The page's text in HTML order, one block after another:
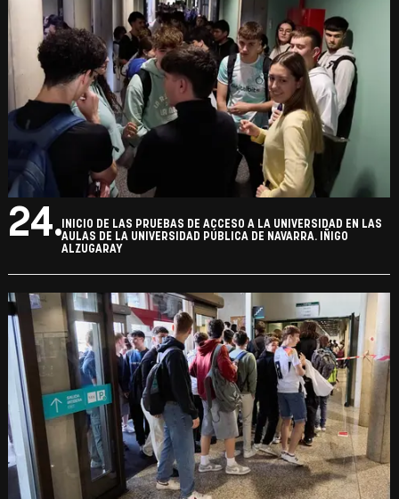
24. INICIO DE LAS PRUEBAS DE ACCESO A LA UNIVERSIDAD EN LAS
AULAS DE LA UNIVERSIDAD PÚBLICA DE NAVARRA. IÑIGO
ALZUGARAY